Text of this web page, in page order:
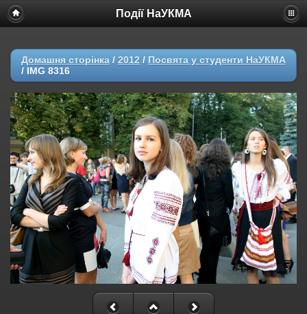
Події НаУКМА
Домашня сторінка / 2012 / Посвята у студенти НаУКМА
/ IMG 8316